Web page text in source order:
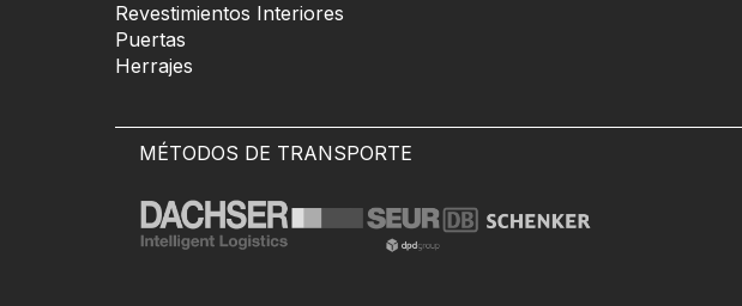
Revestimientos Interiores
Puertas
Herrajes
MÉTODOS DE TRANSPORTE